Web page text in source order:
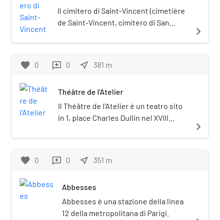
Il cimitero di Saint-Vincent (cimetière
de Saint-Vincent, cimitero di San
situato in rue Lucien-Gaulard, nel 18º
gennaio 1831. Si tratta di uno dei tre
Montmartre, insieme al cimitero del
Calvaire ed il cimitero di Montmartre.
navigate_next
favorite 0 reviews 0 near_me 381 m
Théâtre de l'Atelier
Il Théâtre de l'Atelier è un teatro sito
in 1, place Charles Dullin nel XVIII
navigate_next
favorite 0 reviews 0 near_me 351 m
Abbesses
Abbesses è una stazione della linea
12 della metropolitana di Parigi.